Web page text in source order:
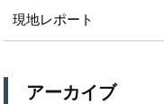
現地レポート
アーカイブ